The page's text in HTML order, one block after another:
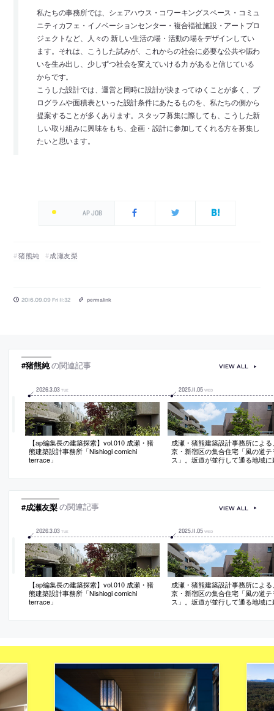
私たちの事務所では、シェアハウス・コワーキングスペース・コミュ
ニティカフェ・イノベーションセンター・複合福祉施設・アートプロ
ジェクトなど、人々の 新しい生活の場・活動の場をデザインしてい
ます。それは、こうした試みが、これからの社会に必要な公共や賑わ
いを生み出し、少しずつ社会を変えていける力 があると信じている
からです。
こうした設計では、運営と同時に設計が決まってゆくことが多く、プ
ログラムや面積表といった設計条件にあたるものを、私たちの側から
提案することが多くあります。スタッフ募集に際しても、こうした新
しい取り組みに興味をもち、企画・設計に参加してくれる方を募集し
たいと思います。
AP JOB
猪熊純 成瀬友梨
2016.09.09 Fri 11:32 permalink
#猪熊純の関連記事
2026.3.03 TUE
【ap編集長の建築探索】vol.010 成瀬・猪
熊建築設計事務所「Nishiogi comichi
terrace」
2025.11 05 WED
成瀬・猪熊建築設計事務所による
京・新宿区の集合住宅「風の道テ
ス」。坂道が並行して通る地域に
ける道の豊かさに着目し、“街の
を6つに分割して空が見え光も差
VIEW ALL
#成瀬友梨の関連記事
2026.3.03 TUE
【ap編集長の建築探索】vol.010 成瀬・猪
熊建築設計事務所「Nishiogi comichi
terrace」
2025.11 05 WED
成瀬・猪熊建築設計事務所による
京・新宿区の集合住宅「風の道テ
ス」。坂道が並行して通る地域に
ける道の豊かさに着目し、“街の
つのスリットを通す
VIEW ALL